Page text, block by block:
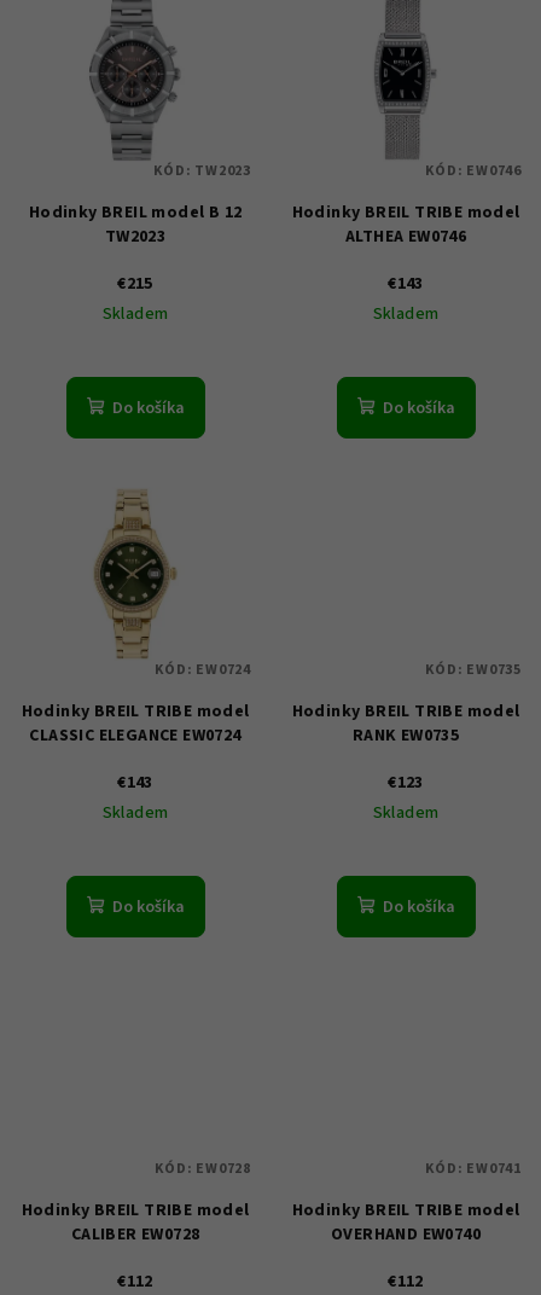
Hodinky BREIL model B 12
TW2023
€215
Skladem
Do košíka
KÓD: TW2023
Hodinky BREIL TRIBE model
ALTHEA EW0746
€143
Skladem
Do košíka
KÓD: EW0746
Hodinky BREIL TRIBE model
CLASSIC ELEGANCE EW0724
€143
Skladem
Do košíka
KÓD: EW0724
Hodinky BREIL TRIBE model
RANK EW0735
€123
Skladem
Do košíka
KÓD: EW0735
Hodinky BREIL TRIBE model
CALIBER EW0728
€112
KÓD: EW0728
Hodinky BREIL TRIBE model
OVERHAND EW0740
€112
KÓD: EW0741